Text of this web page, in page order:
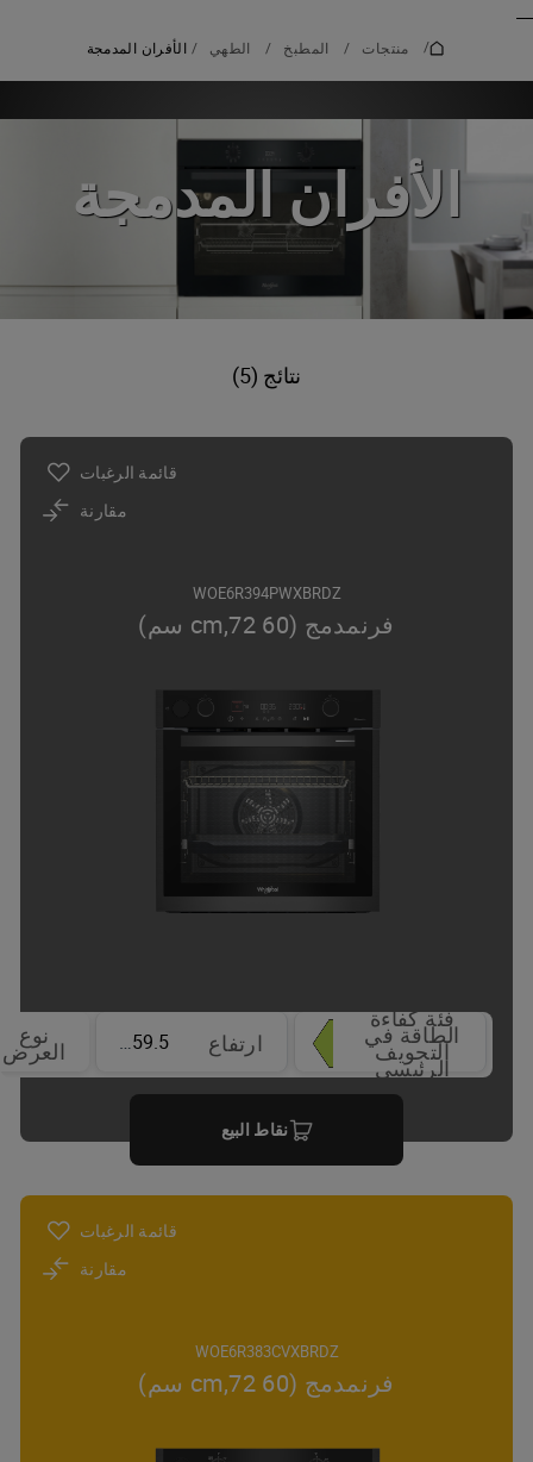
/ منتجات / المطبخ / الطهي / الأفران المدمجة
الأفران المدمجة
نتائج (5)
قائمة الرغبات
مقارنة
WOE6R394PWXBRDZ
فرنمدمج (60 cm,72 سم)
فئة كفاءة
الطاقة في
التجويف
الرئيسي
ارتفاع 59.5 cm نوع
العرض
نقاط البيع
قائمة الرغبات
مقارنة
WOE6R383CVXBRDZ
فرنمدمج (60 cm,72 سم)